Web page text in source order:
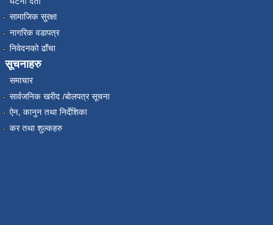
सामाजिक सुरक्षा
नागरिक वडापत्र
निवेदनको ढाँचा
सूचनाहरु
समाचार
सार्वजनिक खरीद /बोलपत्र सूचना
ऐन, कानुन तथा निर्देशिका
कर तथा शुल्कहरु